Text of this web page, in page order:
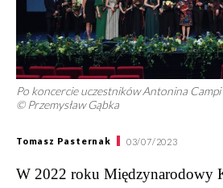
Po koncercie uczestników Antonina
© Przemysław Gąbka
Tomasz Pasternak 03/07/2023
W 2022 roku Międzynarodowy